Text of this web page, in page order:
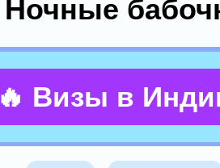
Ночные
🔥 Визы в